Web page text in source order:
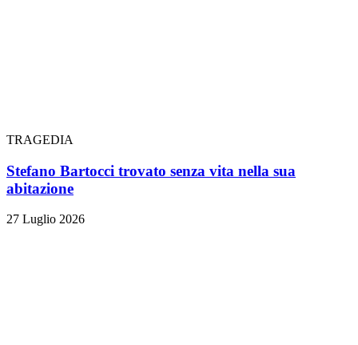
TRAGEDIA
Stefano Bartocci trovato senza vita nella sua
abitazione
27 Luglio 2026